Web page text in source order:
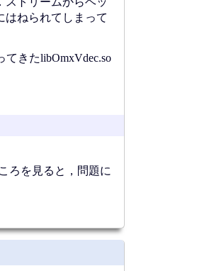
はねられてしまって
きたlibOmxVdec.so
ろを見ると，問題に